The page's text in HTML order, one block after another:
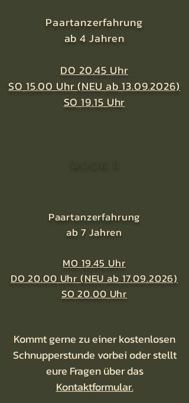
Paartanzerfahrung
ab 4 Jahren
DO 20.45 Uhr
SO 15.00 Uhr (NEU ab 13.09.2026)
SO 19.15 Uhr
Paartanzerfahrung
ab 7 Jahren
MO 19.45 Uhr
DO 20.00 Uhr (NEU ab 17.09.2026)
SO 20.00 Uhr
Kommt gerne zu einer kostenlosen
Schnupperstunde vorbei oder stellt
eure Fragen über das
Kontaktformular.